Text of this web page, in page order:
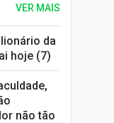
VER MAIS
da
hoje (7)
não tão